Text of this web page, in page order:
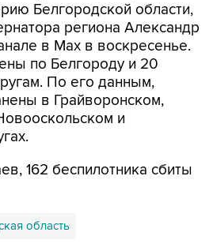
Белгородской области,
региона Александр
в Мах в воскресенье.
по Белгороду и 20
По его данным,
в Грайворонском,
и
162 беспилотника сбиты
область